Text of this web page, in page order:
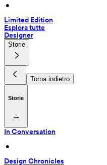
•
Limited Edition
Esplora tutte
Designer
Storie
Torna indietro
Storie
In Conversation
•
Design Chronicles